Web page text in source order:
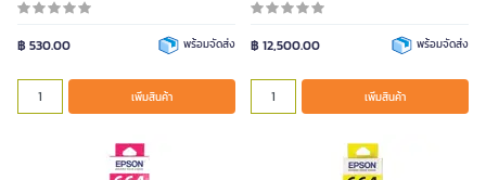
฿ 530.00 พร้อมจัดส่ง
เพิ่มสินค้า
฿ 12,500.00 พร้อมจัดส่ง
เพิ่มสินค้า